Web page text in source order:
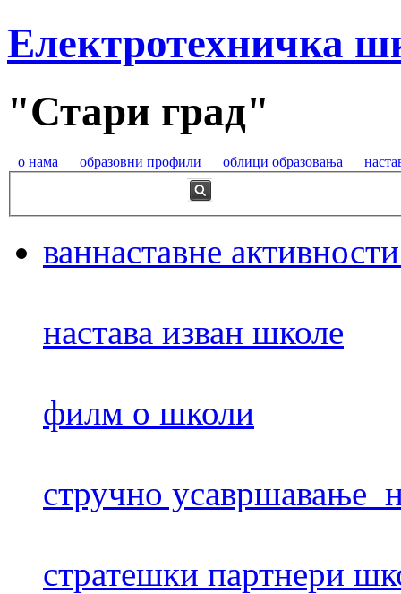
Електротехничка
"Стари град"
о нама образовни профили облици образовања
ваннаставне
настава изван школе
филм о школи
стручно усавршавање
стратешки партнери